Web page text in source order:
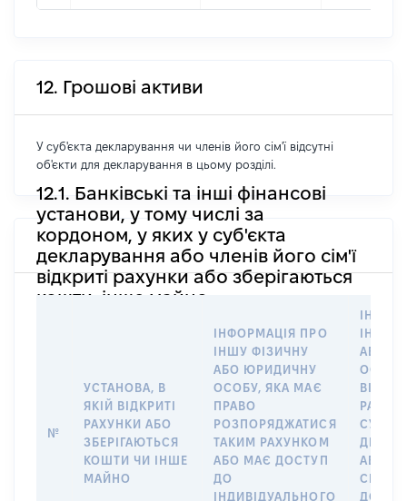
12. Грошові активи
У суб'єкта декларування чи членів його сім'ї відсутні
об'єкти для декларування в цьому розділі.
12.1. Банківські та інші фінансові
установи, у тому числі за
кордоном, у яких у суб'єкта
декларування або членів його сім'ї
відкриті рахунки або зберігаються
кошти, інше майно
№
УСТАНОВА, В
ЯКІЙ ВІДКРИТІ
РАХУНКИ АБО
ЗБЕРІГАЮТЬСЯ
КОШТИ ЧИ ІНШЕ
МАЙНО
ІНФОРМАЦІЯ ПРО
ІНШУ ФІЗИЧНУ
АБО ЮРИДИЧНУ
ОСОБУ, ЯКА МАЄ
ПРАВО
РОЗПОРЯДЖАТИСЯ
ТАКИМ РАХУНКОМ
АБО МАЄ ДОСТУП
ДО
ІНДИВІДУАЛЬНОГО
ІНШУ
АБО
АБО
СІМ’Ї